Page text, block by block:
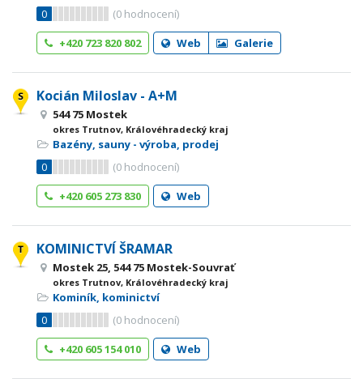
0
(0 hodnocení)
+420 723 820 802
Web Galerie
Kocián Miloslav - A+M
544 75 Mostek
okres Trutnov, Královéhradecký kraj
Bazény, sauny - výroba, prodej
0
(0 hodnocení)
+420 605 273 830
Web
KOMINICTVÍ ŠRAMAR
Mostek 25, 544 75 Mostek-Souvrať
okres Trutnov, Královéhradecký kraj
Kominík, kominictví
0
(0 hodnocení)
+420 605 154 010
Web